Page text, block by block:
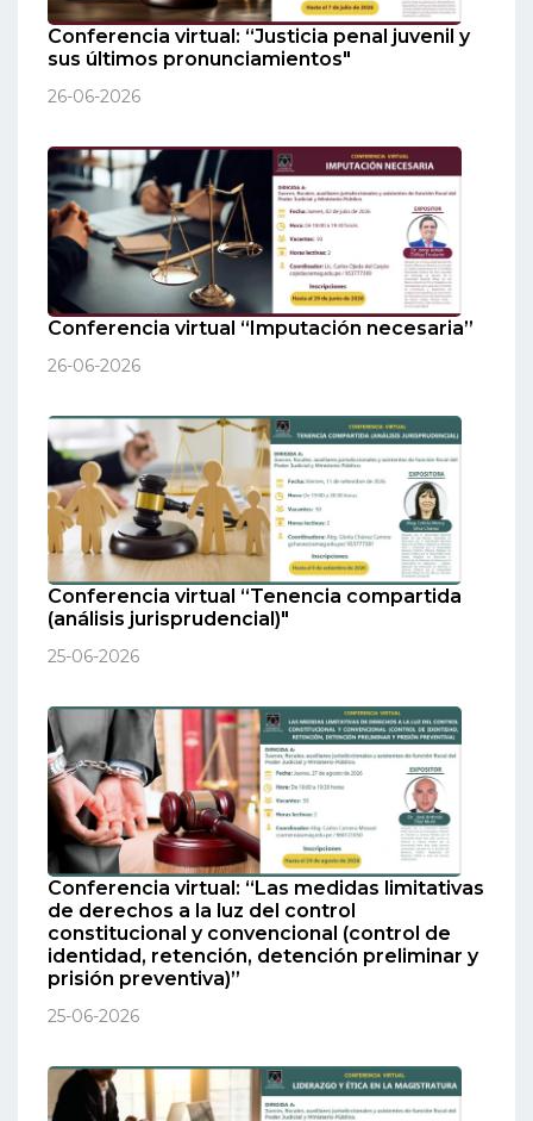
Conferencia virtual: “Justicia penal juvenil y
sus últimos pronunciamientos"
26-06-2026
Conferencia virtual “Imputación necesaria”
26-06-2026
Conferencia virtual “Tenencia compartida
(análisis jurisprudencial)"
25-06-2026
Conferencia virtual: “Las medidas limitativas
de derechos a la luz del control
constitucional y convencional (control de
identidad, retención, detención preliminar y
prisión preventiva)”
25-06-2026